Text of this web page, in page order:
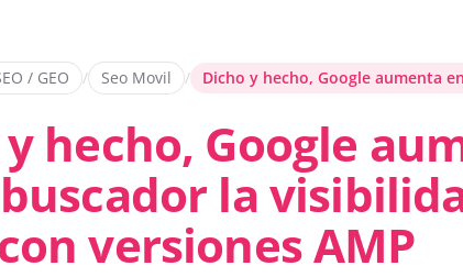
/ GEO / Seo Movil / Dicho y hecho, Google aumenta
hecho, Google
la
versiones AMP